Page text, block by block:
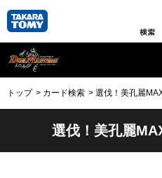
検索
トップ カード検索 選伐！美孔麗
選伐！美孔麗